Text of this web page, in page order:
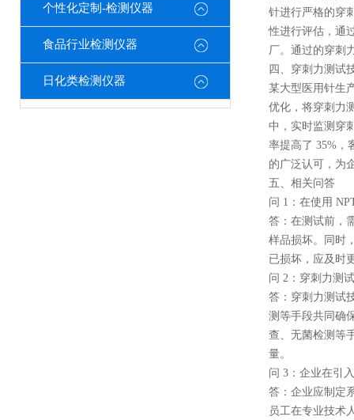
个性化定制-检测仪器
食品行业检测仪器
日化类检测仪器
针进行严格的穿
性进行评估，通
厂。通过的穿刺
四、穿刺力测试
某大型医用针生
优化，将穿刺力
中，实时监测穿
率提高了 35%，
的广泛认可，为
五、相关问答
问 1：在使用
答：在测试前，
样品损坏。同时
已损坏，应及时
问 2：穿刺力测
答：穿刺力测试
测等手段共同确
查、无菌检测等
量。
问 3：企业在引
答：企业应制定
员工在专业技术